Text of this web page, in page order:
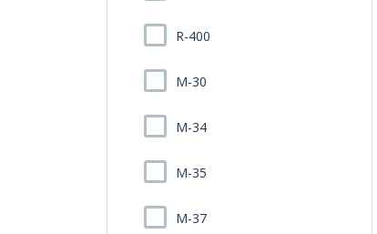
R-400
M-30
M-34
M-35
M-37